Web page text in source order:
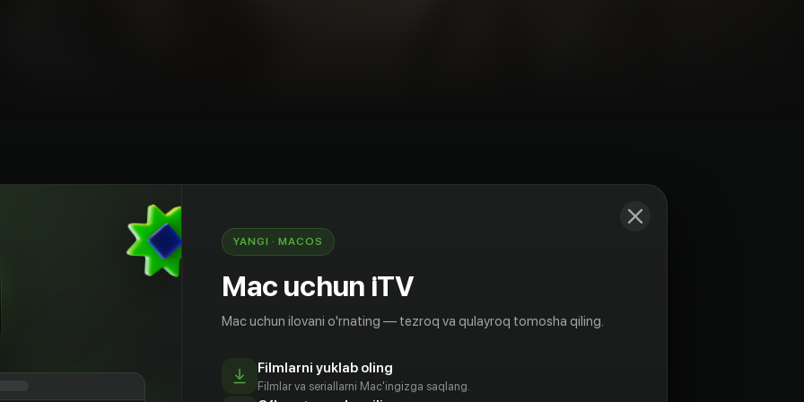
YANGI · MACOS
Mac uchun iTV
Mac uchun ilovani o'rnating — tezroq va qulayroq tomosha qiling.
Filmlarni yuklab oling
Filmlar va seriallarni Mac'ingizga saqlang.